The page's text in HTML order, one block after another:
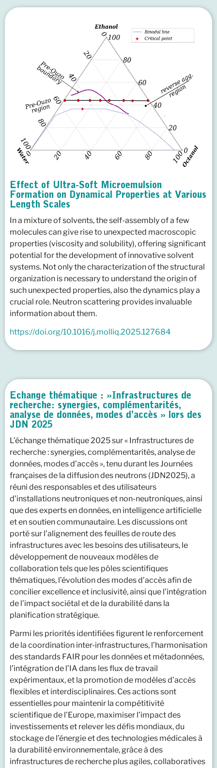
Effect of Ultra-Soft Microemulsion
Formation on Dynamical Properties at Various
Length Scales
In a mixture of solvents, the self-assembly of a few
molecules can give rise to unexpected macroscopic
properties (viscosity and solubility), offering significant
potential for the development of innovative solvent
systems. Not only the characterization of the structural
organization is necessary to understand the origin of
such unexpected properties, also the dynamics play a
crucial role. Neutron scattering provides invaluable
information about them.
https://doi.org/10.1016/j.molliq.2025.127684
Echange thématique : »Infrastructures de
recherche: synergies, complémentarités,
analyse de données, modes d’accès » lors des
JDN 2025
L’échange thématique 2025 sur « Infrastructures de
recherche : synergies, complémentarités, analyse de
données, modes d’accès », tenu durant les Journées
françaises de la diffusion des neutrons (JDN2025), a
réuni des responsables et des utilisateurs
d’installations neutroniques et non-neutroniques, ainsi
que des experts en données, en intelligence artificielle
et en soutien communautaire. Les discussions ont
porté sur l’alignement des feuilles de route des
infrastructures avec les besoins des utilisateurs, le
développement de nouveaux modèles de
collaboration tels que les pôles scientifiques
thématiques, l’évolution des modes d’accès afin de
concilier excellence et inclusivité, ainsi que l’intégration
de l’impact sociétal et de la durabilité dans la
planification stratégique.
Parmi les priorités identifiées figurent le renforcement
de la coordination inter-infrastructures, l’harmonisation
des standards FAIR pour les données et métadonnées,
l’intégration de l’IA dans les flux de travail
expérimentaux, et la promotion de modèles d’accès
flexibles et interdisciplinaires. Ces actions sont
essentielles pour maintenir la compétitivité
scientifique de l’Europe, maximiser l’impact des
investissements et relever les défis mondiaux, du
stockage de l’énergie et des technologies médicales à
la durabilité environnementale, grâce à des
infrastructures de recherche plus agiles, collaboratives